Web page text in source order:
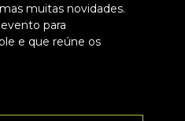
muitas novidades.
para
e que reúne os